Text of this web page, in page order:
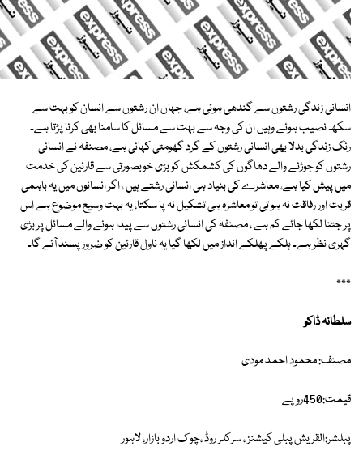
انسانی زندگی رشتوں سے گندھی ہوئی ہے، جہاں ان رشتوں سے انسان کو بہت سے
سکھ نصیب ہوئے وہیں ان کی وجہ سے بہت سے مسائل کا سامنا بھی کرنا پڑتا ہے۔
رنگ زندگی بدلا بھی انسانی رشتوں کے گرد گھومتی کہانی ہے، مصنفہ نے انسانی
رشتوں کو جوڑنے والے دھاگوں کی کشمکش کو بڑی خوبصورتی سے قارئین کی خدمت
میں پیش کیا ہے، معاشرے کی بنیاد ہی انسانی رشتے ہیں ، اگر انسانوں میں یہ باہمی
قربت اور رفاقت نہ ہو تی تو معاشرہ ہی تشکیل نہ پا سکتا، یہ بہت وسیع موضوع ہے اس
پر جتنا لکھا جائے کم ہے ، مصنفہ کی انسانی رشتوں سے پیدا ہونے والے مسائل پر بڑی
گہری نظر ہے۔ ہلکے پھلکے انداز میں لکھا گیا یہ ناول قارئین کو ضرور پسند آئے گا۔
٭٭٭
سلطانہ ڈاکو
مصنف: محمود احمد مودی
قیمت:450روپے
پبلشر:القریش پبلی کیشنز ، سرکلر روڈ ،چو ک اردو بازار، لاہور